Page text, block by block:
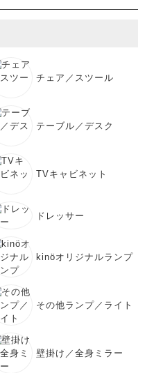
チェア／スツール
テーブル／デスク
TVキャビネット
ドレッサー
kinöオリジナルランプ
その他ランプ／ライト
壁掛け／全身ミラー